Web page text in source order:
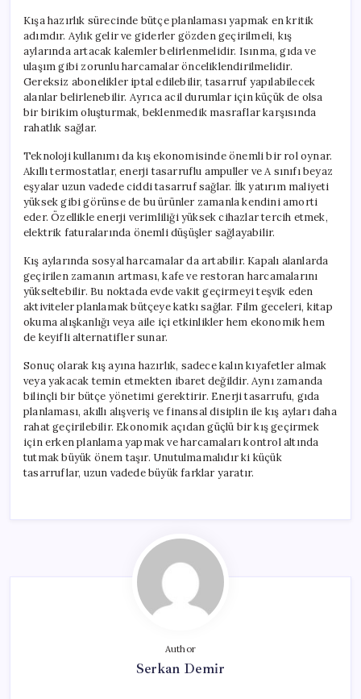
Kışa hazırlık sürecinde bütçe planlaması yapmak en kritik
adımdır. Aylık gelir ve giderler gözden geçirilmeli, kış
aylarında artacak kalemler belirlenmelidir. Isınma, gıda ve
ulaşım gibi zorunlu harcamalar önceliklendirilmelidir.
Gereksiz abonelikler iptal edilebilir, tasarruf yapılabilecek
alanlar belirlenebilir. Ayrıca acil durumlar için küçük de olsa
bir birikim oluşturmak, beklenmedik masraflar karşısında
rahatlık sağlar.
Teknoloji kullanımı da kış ekonomisinde önemli bir rol oynar.
Akıllı termostatlar, enerji tasarruflu ampuller ve A sınıfı beyaz
eşyalar uzun vadede ciddi tasarruf sağlar. İlk yatırım maliyeti
yüksek gibi görünse de bu ürünler zamanla kendini amorti
eder. Özellikle enerji verimliliği yüksek cihazlar tercih etmek,
elektrik faturalarında önemli düşüşler sağlayabilir.
Kış aylarında sosyal harcamalar da artabilir. Kapalı alanlarda
geçirilen zamanın artması, kafe ve restoran harcamalarını
yükseltebilir. Bu noktada evde vakit geçirmeyi teşvik eden
aktiviteler planlamak bütçeye katkı sağlar. Film geceleri, kitap
okuma alışkanlığı veya aile içi etkinlikler hem ekonomik hem
de keyifli alternatifler sunar.
Sonuç olarak kış ayına hazırlık, sadece kalın kıyafetler almak
veya yakacak temin etmekten ibaret değildir. Aynı zamanda
bilinçli bir bütçe yönetimi gerektirir. Enerji tasarrufu, gıda
planlaması, akıllı alışveriş ve finansal disiplin ile kış ayları daha
rahat geçirilebilir. Ekonomik açıdan güçlü bir kış geçirmek
için erken planlama yapmak ve harcamaları kontrol altında
tutmak büyük önem taşır. Unutulmamalıdır ki küçük
tasarruflar, uzun vadede büyük farklar yaratır.
Author
Serkan Demir